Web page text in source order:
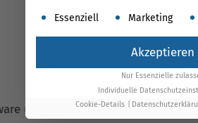
unterstützt, obwohl es sich
Es folgt eine Liste der
Essenziell Marketing
Akzeptieren
Nur Essenzielle
Individuelle
Cookie-Details